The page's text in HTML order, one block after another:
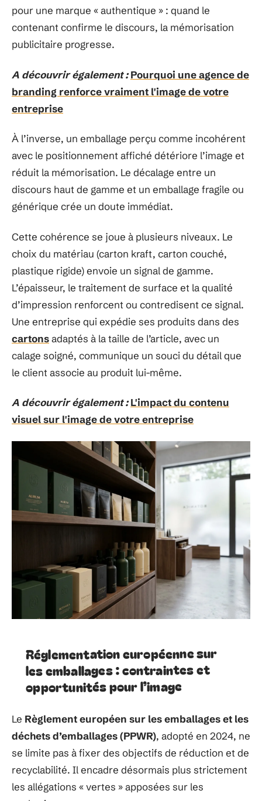
pour une marque « authentique » : quand le
contenant confirme le discours, la mémorisation
publicitaire progresse.
A découvrir également : Pourquoi une agence de
branding renforce vraiment l'image de votre
entreprise
À l’inverse, un emballage perçu comme incohérent
avec le positionnement affiché détériore l’image et
réduit la mémorisation. Le décalage entre un
discours haut de gamme et un emballage fragile ou
générique crée un doute immédiat.
Cette cohérence se joue à plusieurs niveaux. Le
choix du matériau (carton kraft, carton couché,
plastique rigide) envoie un signal de gamme.
L’épaisseur, le traitement de surface et la qualité
d’impression renforcent ou contredisent ce signal.
Une entreprise qui expédie ses produits dans des
cartonsadaptés à la taille de l’article, avec un
calage soigné, communique un souci du détail que
le client associe au produit lui-même.
A découvrir également : L'impact du contenu
visuel sur l'image de votre entreprise
Réglementation européenne sur
les emballages : contraintes et
opportunités pour l’image
Le Règlement européen sur les emballages et les
déchets d’emballages (PPWR), adopté en 2024, ne
se limite pas à fixer des objectifs de réduction et de
recyclabilité. Il encadre désormais plus strictement
les allégations « vertes » apposées sur les